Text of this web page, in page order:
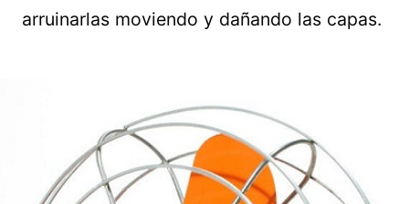
arruinarlas moviendo y dañando las capas.